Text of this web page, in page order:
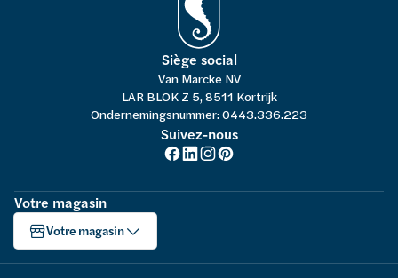
Siège social
Van Marcke NV
LAR BLOK Z 5, 8511 Kortrijk
Ondernemingsnummer: 0443.336.223
Suivez-nous
Votre magasin
Votre magasin